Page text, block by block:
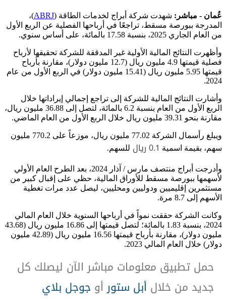
عُمان - مباشر: شهدت شركة أبراج لخدمات الطاقة (ABRJ)،
المدرجة ببورصة مسقط، تراجعًا في أرباحها الفصلية عن الربع الأول
من العام الجاري 2025، بنسبة 17.58 بالمائة، على أساس سنوي.
وأظهرت النتائج المالية الأولية غير المدققة للشركة تحقيقها لأرباح
فصلية قيمتها 4.9 مليون ريال (12.7 مليون دولار)، مقارنة بأرباح
قيمتها 5.95 مليون ريال (15.41 مليون دولار) في الربع الأول من عام
2024.
وأشارت النتائج المالية للشركة إلى تراجع إجمالي إيراداتها خلال
الربع الأول من العام بنسبة 6.2 بالمائة، لتصل إلى 36.88 مليون ريال،
مقارنة بنحو 39.31 مليون ريال خلال الربع الأول من العام الماضي.
ويبلغ رأسمال الشركة 77.02 مليون ريال، موزعاً على 770.2 مليون
سهم، بقيمة اسمية 0.1ريال للسهم.
وأدرجت أبراج منتصف مارس / آذار 2024، بعد الطرح العام الأولي
لأسهمها ببورصة مسقط للأوراق المالية، حظي على إقبال كبير من
مستثمرين إقليميين ودوليين ومحليين، ليصل عدد مرات تغطية
الأسهم إلى 8.7 مرة.
وكانت الشركة حققت نمواً في أرباحها السنوية خلال العام المالي
2024، بنسبة 1.83 بالمائة؛ لتصل قيمتها إلى 16.86 مليون ريال (43.68
مليون دولار)، مقارنة بأرباح قيمتها 16.56 مليون ريال (42.89 مليون
دولار) خلال العام المالي 2023.
حمل تطبيق معلومات مباشر الآن ليصلك كل
جديد من خلال أبل ستورأو جوجل بلاي